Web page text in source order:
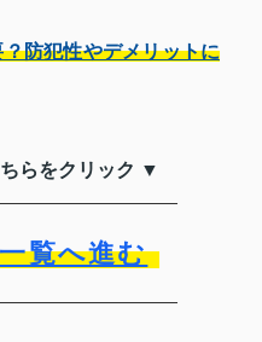
防犯性やデメリットに
らをクリック ▼
覧へ進む